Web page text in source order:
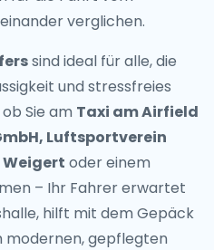
verglichen.
sind ideal für alle, die
und stressfreies
Sie am Taxi am Airfield
Luftsportverein
Weigert oder einem
– Ihr Fahrer erwartet
hilft mit dem Gepäck
modernen, gepflegten